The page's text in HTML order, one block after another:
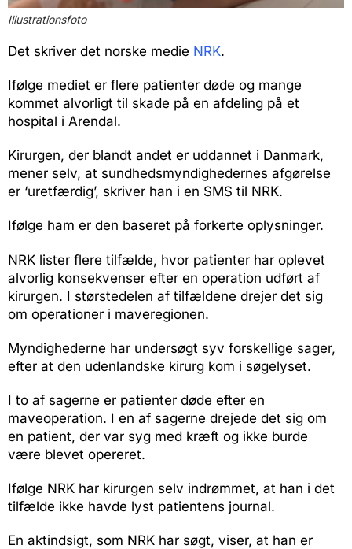
Illustrationsfoto
Det skriver det norske medie NRK.
Ifølge mediet er flere patienter døde og mange
kommet alvorligt til skade på en afdeling på et
hospital i Arendal.
Kirurgen, der blandt andet er uddannet i Danmark,
mener selv, at sundhedsmyndighedernes afgørelse
er ‘uretfærdig’, skriver han i en SMS til NRK.
Ifølge ham er den baseret på forkerte oplysninger.
NRK lister flere tilfælde, hvor patienter har oplevet
alvorlig konsekvenser efter en operation udført af
kirurgen. I størstedelen af tilfældene drejer det sig
om operationer i maveregionen.
Myndighederne har undersøgt syv forskellige sager,
efter at den udenlandske kirurg kom i søgelyset.
I to af sagerne er patienter døde efter en
maveoperation. I en af sagerne drejede det sig om
en patient, der var syg med kræft og ikke burde
være blevet opereret.
Ifølge NRK har kirurgen selv indrømmet, at han i det
tilfælde ikke havde lyst patientens journal.
En aktindsigt, som NRK har søgt, viser, at han er